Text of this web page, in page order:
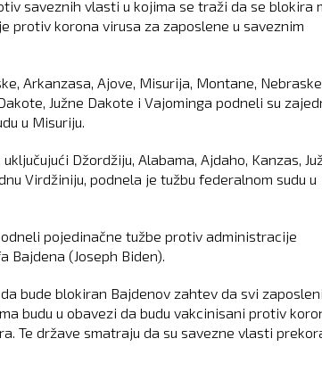
saveznih vlasti u kojima se traži da se blokira
protiv korona virusa za zaposlene u saveznim
Arkanzasa, Ajove, Misurija, Montane,
Južne Dakote i Vajominga podneli su
u Misuriju.
Džordžiju, Alabama, Ajdaho, Kanzas,
Virdžiniju, podnela je tužbu federalnom sudu u
pojedinačne tužbe protiv administracije
Bajdena (Joseph Biden).
bude blokiran Bajdenov zahtev da svi
budu u obavezi da budu vakcinisani protiv
Te države smatraju da su savezne vlasti